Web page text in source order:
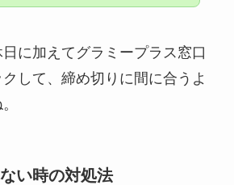
に加えてグラミープラス窓口
して、締め切りに間に合うよ
い時の対処法